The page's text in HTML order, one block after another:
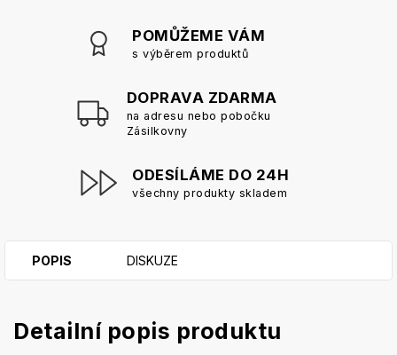
POMŮŽEME VÁM
s výběrem produktů
DOPRAVA ZDARMA
na adresu nebo pobočku
Zásilkovny
ODESÍLÁME DO 24H
všechny produkty skladem
POPIS DISKUZE
Detailní popis produktu